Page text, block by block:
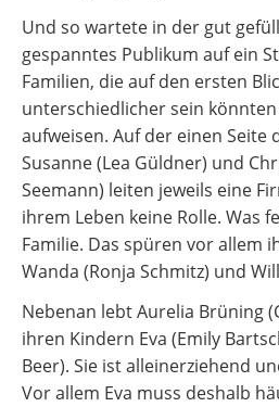
Und so wartete in der gut
gespanntes Publikum auf ein
Familien, die auf den ersten
unterschiedlicher sein
aufweisen. Auf der einen Seite
Susanne (Lea Güldner) und
Seemann) leiten jeweils eine
ihrem Leben keine Rolle. Was
Familie. Das spüren vor allem
Wanda (Ronja Schmitz) und
Nebenan lebt Aurelia Brüning
ihren Kindern Eva (Emily
Beer). Sie ist alleinerziehend
Vor allem Eva muss deshalb